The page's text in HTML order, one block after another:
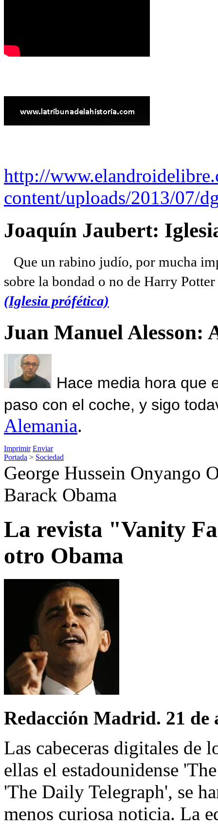
http://
content/uploads/2013/07/
Joaquín Jaubert:
Que un rabino judío, por mucha
sobre la bondad o no de Harry
(Iglesia prófética)
Juan Manuel Alesson:
Hace media hora que
paso con el coche, y sigo
Alemania.
Imprimir Enviar
Portada > Sociedad
George Hussein Onyango
Barack Obama
La revista "Vanity
otro Obama
Redacción Madrid. 21 de
Las cabeceras digitales de
ellas el estadounidense
'The Daily Telegraph', se
menos curiosa noticia. La